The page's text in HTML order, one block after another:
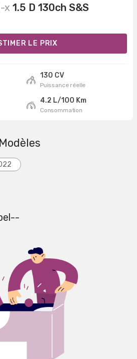
x 1.5 D 130ch S&S
LE PRIX
130 CV
Puissance réelle
4.2 L/100 Km
Consommation